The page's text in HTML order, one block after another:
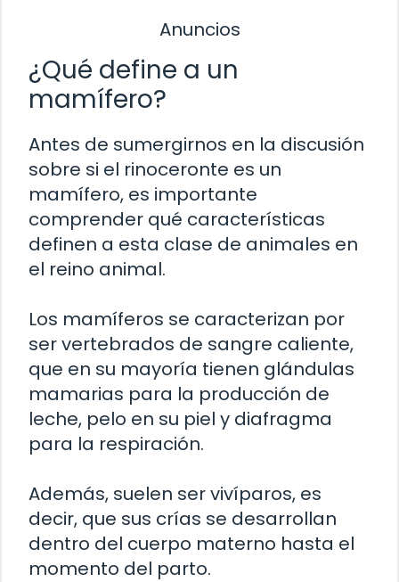
Anuncios
¿Qué define a un
mamífero?
Antes de sumergirnos en la discusión
sobre si el rinoceronte es un
mamífero, es importante
comprender qué características
definen a esta clase de animales en
el reino animal.
Los mamíferos se caracterizan por
ser vertebrados de sangre caliente,
que en su mayoría tienen glándulas
mamarias para la producción de
leche, pelo en su piel y diafragma
para la respiración.
Además, suelen ser vivíparos, es
decir, que sus crías se desarrollan
dentro del cuerpo materno hasta el
momento del parto.